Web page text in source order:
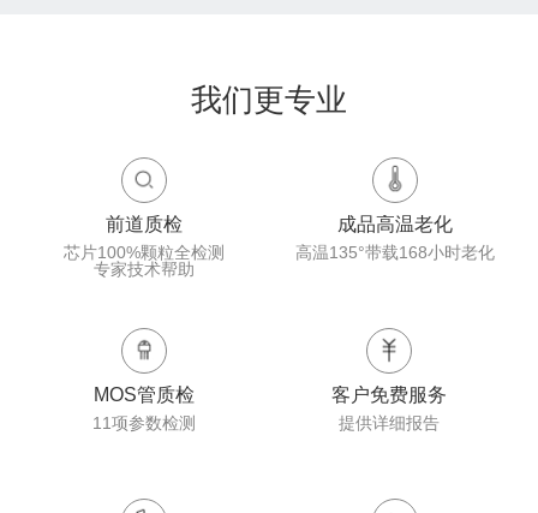
我们更专业
前道质检
芯片100%颗粒全检测
专家技术帮助
成品高温老化
高温135°带载168小时老化
MOS管质检
11项参数检测
客户免费服务
提供详细报告